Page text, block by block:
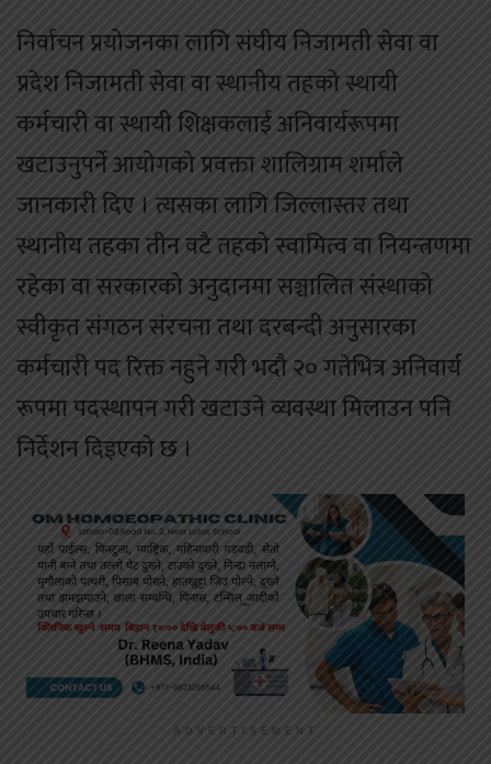
निर्वाचन प्रयोजनका लागि संघीय निजामती सेवा वा
प्रदेश निजामती सेवा वा स्थानीय तहको स्थायी
कर्मचारी वा स्थायी शिक्षकलाई अनिवार्यरूपमा
खटाउनुपर्ने आयोगको प्रवक्ता शालिग्राम शर्माले
जानकारी दिए । त्यसका लागि जिल्लास्तर तथा
स्थानीय तहका तीन वटै तहको स्वामित्व वा नियन्त्रणमा
रहेका वा सरकारको अनुदानमा सञ्चालित संस्थाको
स्वीकृत संगठन संरचना तथा दरबन्दी अनुसारका
कर्मचारी पद रिक्त नहुने गरी भदौ २० गतेभित्र अनिवार्य
रूपमा पदस्थापन गरी खटाउने व्यवस्था मिलाउन पनि
निर्देशन दिइएको छ ।
ADVERTISEMENT